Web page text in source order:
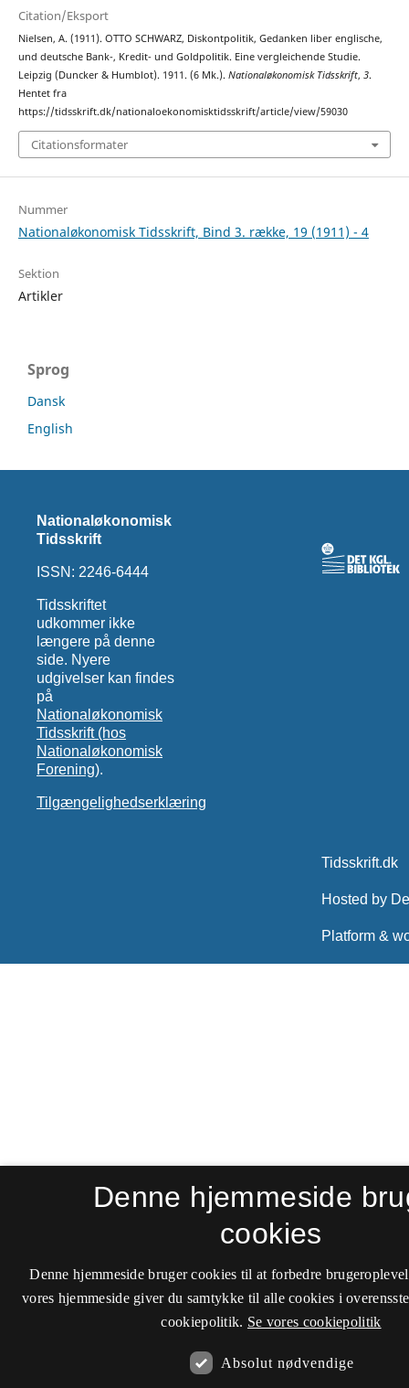
Citation/Eksport
Nielsen, A. (1911). OTTO SCHWARZ, Diskontpolitik, Gedanken liber englische,
und deutsche Bank-, Kredit- und Goldpolitik. Eine vergleichende Studie.
Leipzig (Duncker & Humblot). 1911. (6 Mk.). Nationaløkonomisk Tidsskrift, 3.
Hentet fra
https://tidsskrift.dk/nationaloekonomisktidsskrift/article/view/59030
Citationsformater
Nummer
Nationaløkonomisk Tidsskrift, Bind 3. række, 19 (1911) - 4
Sektion
Artikler
Sprog
Dansk
English
Nationaløkonomisk
Tidsskrift
ISSN: 2246-6444
Tidsskriftet
udkommer ikke
længere på denne
side. Nyere
udgivelser kan findes
på
Nationaløkonomisk
Tidsskrift (hos
Nationaløkonomisk
Forening).
Tilgængelighedserklæring
Denne hjemmeside
cookies
Denne hjemmeside bruger cookies til at forbedre
vores hjemmeside giver du samtykke til alle cookies i
cookiepolitik. Se vores cookiepolitik
Absolut nødvendige